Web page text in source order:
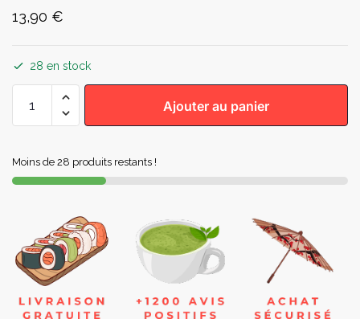
13,90 €
28 en stock
Ajouter au panier
Moins de 28 produits restants !